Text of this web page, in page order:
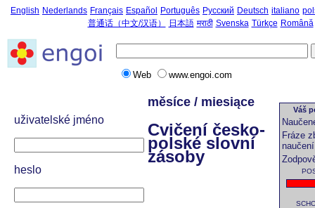
English Nederlands Français Español Português Русский Deutsch italiano
普通话（中文/汉语）
日本語 मराठी Svenska Türkçe Română
Web www.engoi.com
Váš
Fráze
naučení
uživatelské jméno
heslo
měsíce / miesiące
Cvičení česko-
polské slovní
zásoby